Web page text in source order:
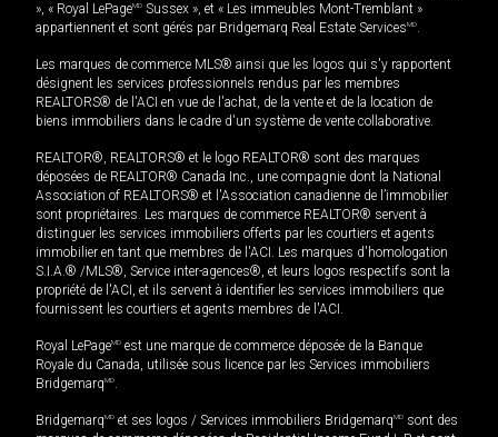
», « Royal LePageMD Sussex », et « Les immeubles Mont-Tremblant »
appartiennent et sont gérés par Bridgemarq Real Estate ServicesMD.
Les marques de commerce MLS® ainsi que les logos qui s'y rapportent
désignent les services professionnels rendus par les membres
REALTORS® de l'ACI en vue de l'achat, de la vente et de la location de
biens immobiliers dans le cadre d'un système de vente collaborative.
REALTOR®, REALTORS® et le logo REALTOR® sont des marques
déposées de REALTOR® Canada Inc., une compagnie dont la National
Association of REALTORS® et l'Association canadienne de l’immobilier
sont propriétaires. Les marques de commerce REALTOR® servent à
distinguer les services immobiliers offerts par les courtiers et agents
immobilier en tant que membres de l'ACI. Les marques d'homologation
S.I.A.® /MLS®, Service inter-agences®, et leurs logos respectifs sont la
propriété de l'ACI, et ils servent à identifier les services immobiliers que
fournissent les courtiers et agents membres de l'ACI.
Royal LePageMD est une marque de commerce déposée de la Banque
Royale du Canada, utilisée sous licence par les Services immobiliers
BridgemarqMD.
BridgemarqMD et ses logos / Services immobiliers BridgemarqMD sont des